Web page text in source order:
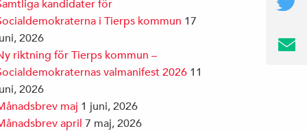
kandidater för
i Tierps kommun 17
2026
riktning för Tierps kommun –
valmanifest 2026 11
2026
maj 1 juni, 2026
april 7 maj, 2026